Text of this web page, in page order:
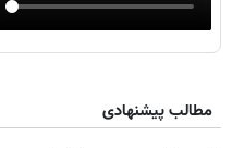
مطالب پیشنهادی